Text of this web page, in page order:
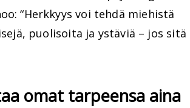
“Herkkyys voi tehdä miehistä
puolisoita ja ystäviä – jos sitä
omat tarpeensa aina